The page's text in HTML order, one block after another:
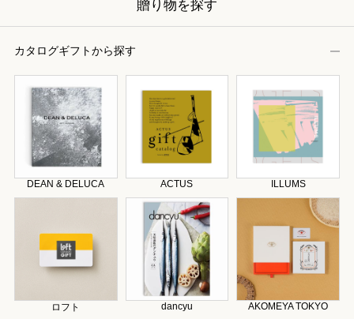
贈り物を探す
カタログギフトから探す
DEAN & DELUCA ACTUS ILLUMS
ロフト dancyu AKOMEYA TOKYO